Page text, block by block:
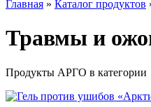
Главная » Каталог продуктов
Травмы и
Продукты АРГО в категории